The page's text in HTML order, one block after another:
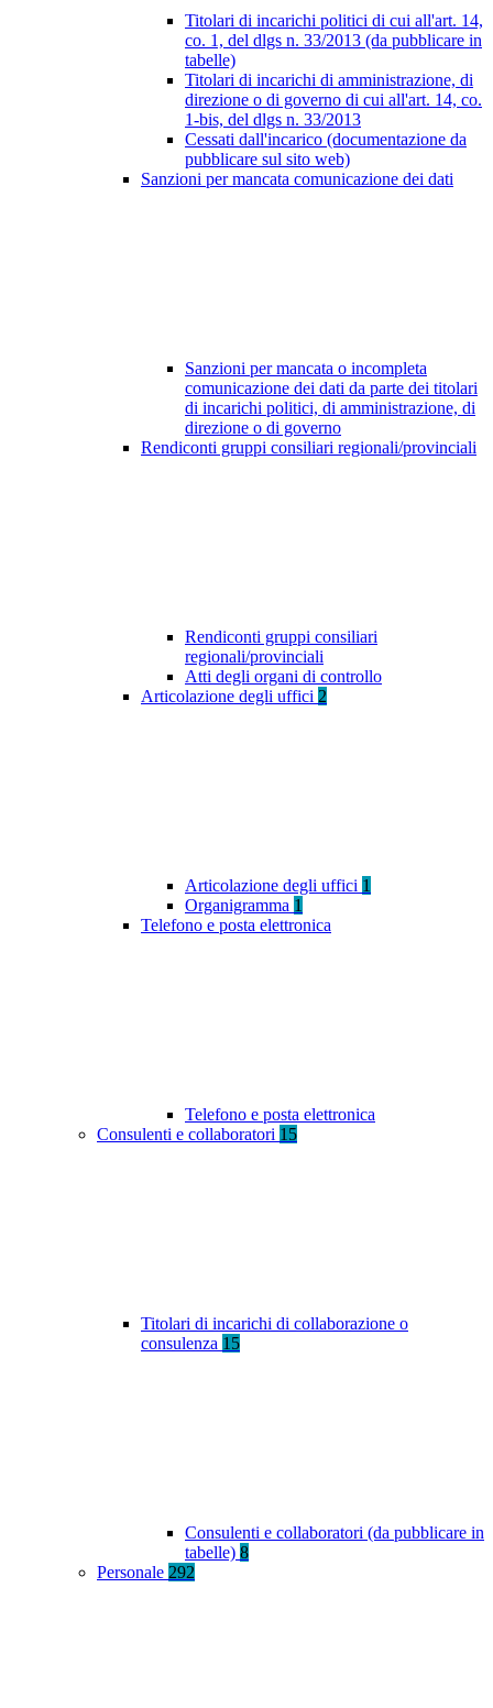
Titolari di incarichi politici di cui all'art. 14,
co. 1, del dlgs n. 33/2013 (da pubblicare in
tabelle)
Titolari di incarichi di amministrazione, di
direzione o di governo di cui all'art. 14, co.
1-bis, del dlgs n. 33/2013
Cessati dall'incarico (documentazione da
pubblicare sul sito web)
Sanzioni per mancata comunicazione dei dati
Sanzioni per mancata o incompleta
comunicazione dei dati da parte dei titolari
di incarichi politici, di amministrazione, di
direzione o di governo
Rendiconti gruppi consiliari regionali/provinciali
Rendiconti gruppi consiliari
regionali/provinciali
Atti degli organi di controllo
Articolazione degli uffici 2
Articolazione degli uffici 1
Organigramma 1
Telefono e posta elettronica
Telefono e posta elettronica
Consulenti e collaboratori 15
Titolari di incarichi di collaborazione o
consulenza 15
Consulenti e collaboratori (da pubblicare in
tabelle) 8
Personale 292